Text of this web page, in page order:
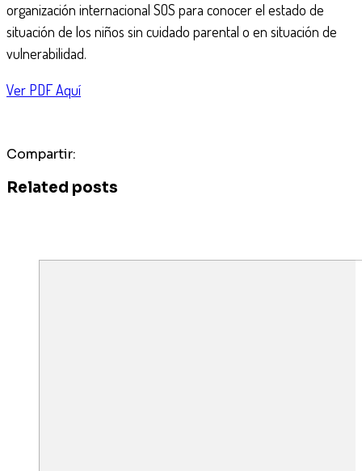
organización internacional SOS para conocer el estado de
situación de los niños sin cuidado parental o en situación de
vulnerabilidad.
Ver PDF Aquí
Compartir:
Related posts